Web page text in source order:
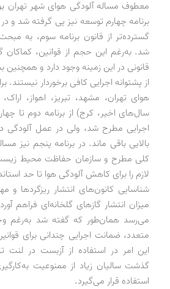
معطوف مساله آلودگی هوای شهر تهران
برنامه چهارم توسعه نیز پی گرفته شد و
گسترده‌تر از قانون برنامه سوم، به
شد. به‌رغم این حجم از قوانین،
قانونی در این زمینه وجود دارد و همچنین
از پشتوانه اجرایی کافی برخوردار
هوای تهران، مشهد، تبریز، اهواز،
سال‌های اخیر، کرج) از برنامه دوم تا
اجرایی مطرح شد، ولی در عمل آلودگی
بالایی باقی ماند. در برنامه پنجم نیز
کلی مطرح و سازمان حفاظت محیط
لازم را برای کاهش آلودگی هوا تا حد
شناسایی کانون‌های انتشار ریزگردها و
میزان انتشار گازهای گلخانه‌ای فراهم
می‌رسد همان‌طور که گفته شد به‌رغم
متعدد، ضمانت اجرایی چندانی برای
این امر در استفاده از آزبست در لنت‌
گذشت سالیان زیاد از ممنوعیت
استفاده قرار می‌گیرد.